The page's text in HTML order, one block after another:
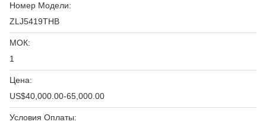
Номер Модели:
ZLJ5419THB
МОК:
1
Цена:
US$40,000.00-65,000.00
Условия Оплаты: